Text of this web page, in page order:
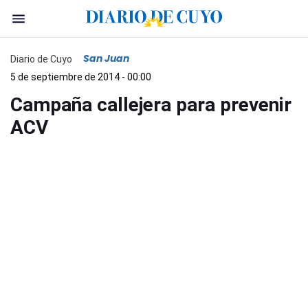
Diario de Cuyo San Juan
5 de septiembre de 2014 - 00:00
Campaña callejera para prevenir
ACV